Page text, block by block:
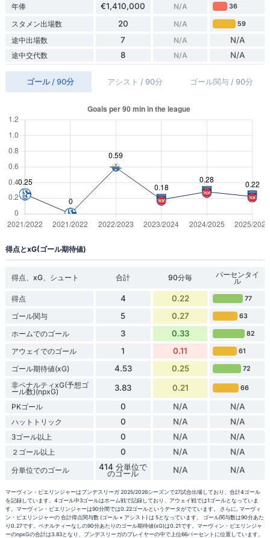
年俸 €1,410,000 N/A 36
スタメン出場数 20 N/A 59
途中出場数 7 N/A N/A
途中交代数 8 N/A N/A
ゴール / 90分 アシスト / 90分 ゴール関与 / 90分
得点とxG(ゴール期待値)
得点、xG、シュート 合計 90分毎 パーセンタイ
ル
得点
4 0.22 77
ゴール関与 5 0.27 63
ホームでのゴール 3 0.33 82
アウェイでのゴール 1 0.11 61
ゴール期待値(xG) 4.53 0.25 72
非ペナルティxG(予想ゴ
ール数)(npxG) 3.83 0.21 66
PKゴール 0 N/A N/A
ハットトリック 0 N/A N/A
3ゴール以上 0 N/A N/A
２ゴール以上 0 N/A N/A
分単位でのゴール 414 分単位で
のゴール N/A N/A
マーヴィン・ピエリンジャーはブンデスリーガ 2025/2026シーズンで27試合出場しており、合計4ゴール
を記録しています。4ゴール中3ゴールはホーム戦で記録しており、アウェイ戦では1ゴールとなっていま
す。マーヴィン・ピエリンジャーは90分間では0.22ゴールというデータがでています。 さらに, マーヴィ
ン・ピエリンジャーの 合計得点関与数 (ゴール + アシスト) は 5となっています。 ゴール関与数は90分あた
り0.27です。ペナルティーなしの90分あたりのゴール期待値(xG)は0.21です。マーヴィン・ピエリンジャ
ーのnpxGの合計は3.83となり、ブンデスリーガのプレイヤーの中で上位66パーセントに位置しています。